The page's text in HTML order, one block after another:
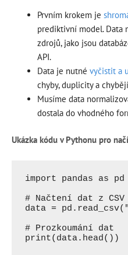
Prvním krokem je
prediktivní model. Data
zdrojů, jako jsou
API.
Data je nutné vyčistit a
chyby, duplicity a
Musíme data
dostala do vhodného
Ukázka kódu v Pythonu pro
import pandas as pd
# Načtení dat z CSV
data =
# Prozkoumání dat